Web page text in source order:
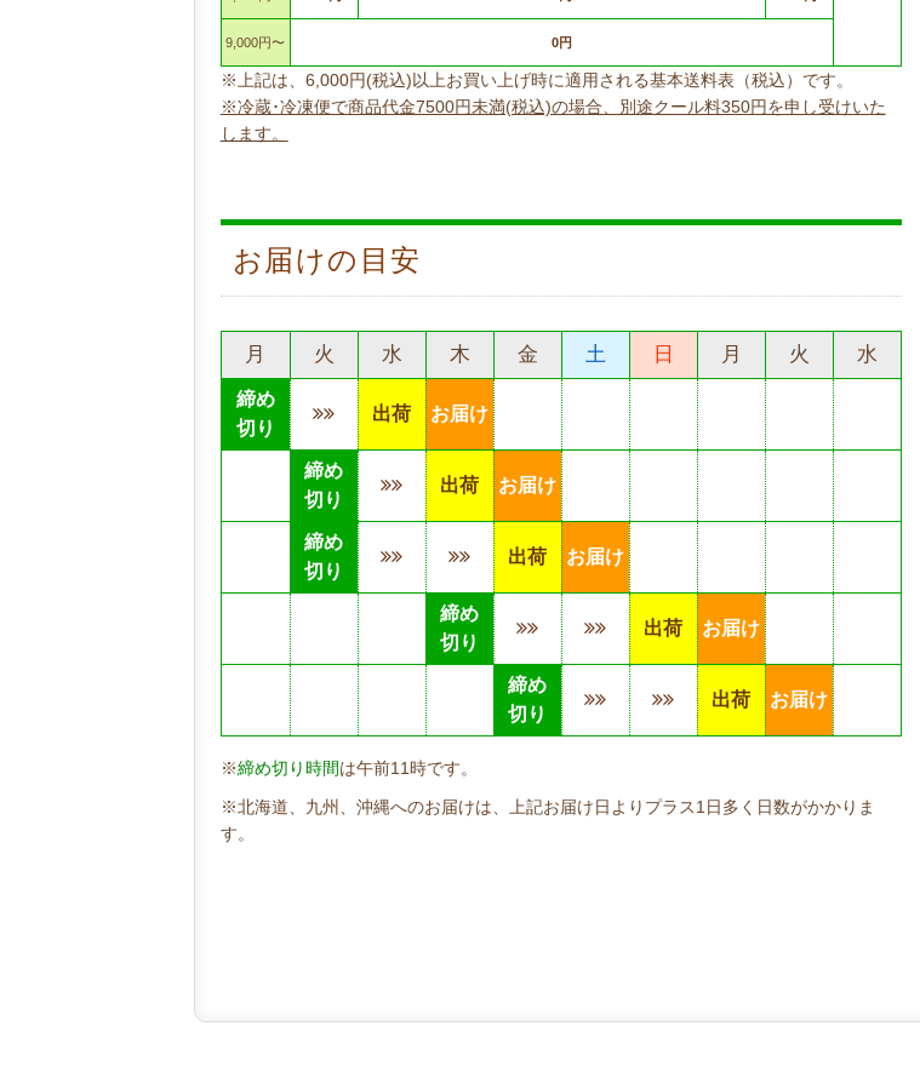
9,000円〜 0円
※上記は、6,000円(税込)以上お買い上げ時に適用される基本送料表（税込）です。
※冷蔵･冷凍便で商品代金7500円未満(税込)の場合、別途クール料350円を申し受けいた
します。
お届けの目安
月 火 水 木 金 土 日 月 火 水
締め
切り
出荷 お届け
締め
切り
出荷 お届け
締め
切り
出荷 お届け
締め
切り
出荷 お届け
締め
切り
出荷 お届け
※締め切り時間は午前11時です。
※北海道、九州、沖縄へのお届けは、上記お届け日よりプラス1日多く日数がかかりま
す。